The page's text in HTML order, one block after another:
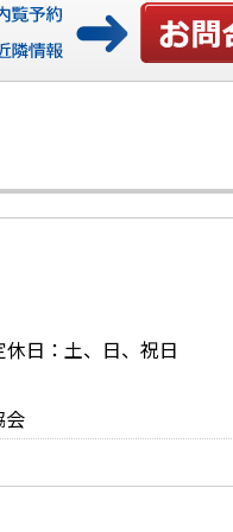
お問い合
日：土、日、祝日
会